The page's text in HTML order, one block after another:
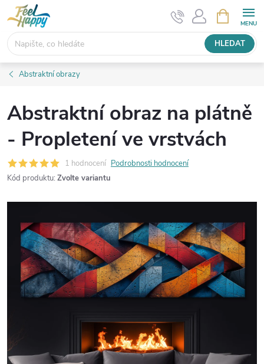
Přejít
na
obsah
HLEDAT
NÁKUPNÍ
KOŠÍK
Abstraktní obrazy
Abstraktní obraz na plátně
- Propletení ve vrstvách
1 hodnocení Podrobnosti hodnocení
Kód produktu: Zvolte variantu